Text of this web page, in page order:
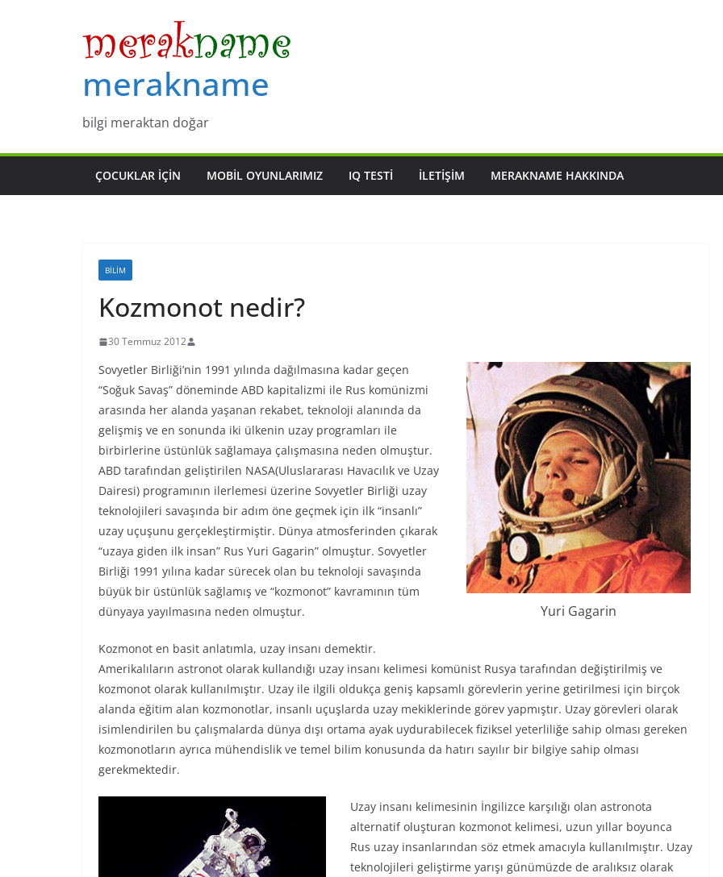
merakname
bilgi meraktan doğar
ÇOCUKLAR IÇIN MOBIL OYUNLARIMIZ IQ TESTI İLETIŞIM MERAKNAME HAKKINDA
BILIM
Kozmonot nedir?
30 Temmuz 2012
Yuri Gagarin
Sovyetler Birliği’nin 1991 yılında dağılmasına kadar geçen
“Soğuk Savaş” döneminde ABD kapitalizmi ile Rus komünizmi
arasında her alanda yaşanan rekabet, teknoloji alanında da
gelişmiş ve en sonunda iki ülkenin uzay programları ile
birbirlerine üstünlük sağlamaya çalışmasına neden olmuştur.
ABD tarafından geliştirilen NASA(Uluslararası Havacılık ve Uzay
Dairesi) programının ilerlemesi üzerine Sovyetler Birliği uzay
teknolojileri savaşında bir adım öne geçmek için ilk “insanlı”
uzay uçuşunu gerçekleştirmiştir. Dünya atmosferinden çıkarak
“uzaya giden ilk insan” Rus Yuri Gagarin” olmuştur. Sovyetler
Birliği 1991 yılına kadar sürecek olan bu teknoloji savaşında
büyük bir üstünlük sağlamış ve “kozmonot” kavramının tüm
dünyaya yayılmasına neden olmuştur.
Kozmonot en basit anlatımla, uzay insanı demektir.
Amerikalıların astronot olarak kullandığı uzay insanı kelimesi komünist Rusya tarafından değiştirilmiş ve
kozmonot olarak kullanılmıştır. Uzay ile ilgili oldukça geniş kapsamlı görevlerin yerine getirilmesi için birçok
alanda eğitim alan kozmonotlar, insanlı uçuşlarda uzay mekiklerinde görev yapmıştır. Uzay görevleri olarak
isimlendirilen bu çalışmalarda dünya dışı ortama ayak uydurabilecek fiziksel yeterliliğe sahip olması gereken
kozmonotların ayrıca mühendislik ve temel bilim konusunda da hatırı sayılır bir bilgiye sahip olması
gerekmektedir.
Uzay insanı kelimesinin İngilizce karşılığı olan astronota
alternatif oluşturan kozmonot kelimesi, uzun yıllar boyunca
Rus uzay insanlarından söz etmek amacıyla kullanılmıştır. Uzay
teknolojileri geliştirme yarışı günümüzde de aralıksız olarak